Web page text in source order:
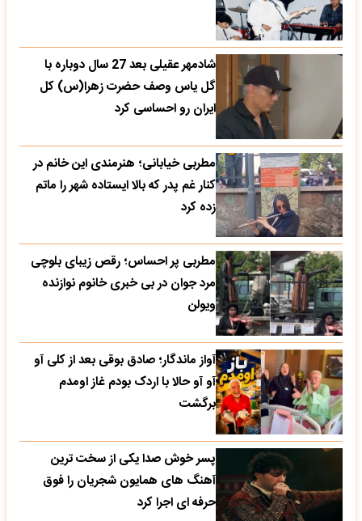
شادمهر عقیلی بعد 27 سال دوباره با
گل یاس وصف حضرت زهرا(س) کل
ایران رو احساسی کرد
مطربی خیابانی؛ هنرمندی این خانم در
کنار غم پدر که بالا ایستاده شهر را ماتم
زده کرد
مطربی پر احساس؛ رقص زیبای بلوچی
مرد جوان در بی خبری خانوم نوازنده
ویولن
آواز ماندگار؛ صادق بوقی بعد از کلی آو
آو آو حالا با اردک بودم غاز اومدم
برگشت
پسر خوش صدا یکی از سخت ترین
آهنگ های همایون شجریان را فوق
حرفه ای اجرا کرد